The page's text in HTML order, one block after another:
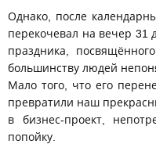
Однако, после
перекочевал на вечер 31
праздника,
большинству людей
Мало того, что его
превратили наш
в бизнес-проект,
попойку.